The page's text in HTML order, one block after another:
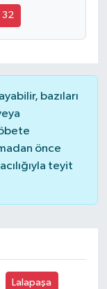
32
bazıları
önce
teyit
Lalapaşa